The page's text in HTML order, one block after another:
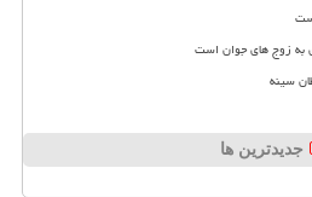
سینه
جدیدترین ها